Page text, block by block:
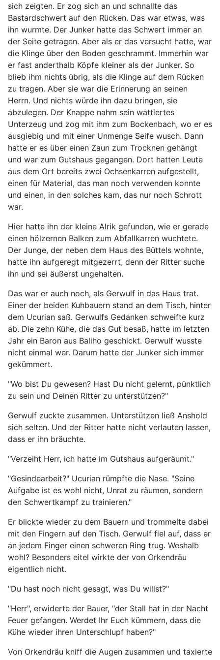
sich zeigten. Er zog sich an und schnallte das
Bastardschwert auf den Rücken. Das war etwas, was
ihn wurmte. Der Junker hatte das Schwert immer an
der Seite getragen. Aber als er das versucht hatte, war
die Klinge über den Boden geschrammt. Immerhin war
er fast anderthalb Köpfe kleiner als der Junker. So
blieb ihm nichts übrig, als die Klinge auf dem Rücken
zu tragen. Aber sie war die Erinnerung an seinen
Herrn. Und nichts würde ihn dazu bringen, sie
abzulegen. Der Knappe nahm sein wattiertes
Unterzeug und zog mit ihm zum Bockenbach, wo er es
ausgiebig und mit einer Unmenge Seife wusch. Dann
hatte er es über einen Zaun zum Trocknen gehängt
und war zum Gutshaus gegangen. Dort hatten Leute
aus dem Ort bereits zwei Ochsenkarren aufgestellt,
einen für Material, das man noch verwenden konnte
und einen, in den solches kam, das nur noch Schrott
war.
Hier hatte ihn der kleine Alrik gefunden, wie er gerade
einen hölzernen Balken zum Abfallkarren wuchtete.
Der Junge, der neben dem Haus des Büttels wohnte,
hatte ihn aufgeregt mitgezerrt, denn der Ritter suche
ihn und sei äußerst ungehalten.
Das war er auch noch, als Gerwulf in das Haus trat.
Einer der beiden Kuhbauern stand an dem Tisch, hinter
dem Ucurian saß. Gerwulfs Gedanken schweifte kurz
ab. Die zehn Kühe, die das Gut besaß, hatte im letzten
Jahr ein Baron aus Baliho geschickt. Gerwulf wusste
nicht einmal wer. Darum hatte der Junker sich immer
gekümmert.
"Wo bist Du gewesen? Hast Du nicht gelernt, pünktlich
zu sein und Deinen Ritter zu unterstützen?"
Gerwulf zuckte zusammen. Unterstützen ließ Anshold
sich selten. Und der Ritter hatte nicht verlauten lassen,
dass er ihn bräuchte.
"Verzeiht Herr, ich hatte im Gutshaus aufgeräumt."
"Gesindearbeit?" Ucurian rümpfte die Nase. "Seine
Aufgabe ist es wohl nicht, Unrat zu räumen, sondern
den Schwertkampf zu trainieren."
Er blickte wieder zu dem Bauern und trommelte dabei
mit den Fingern auf den Tisch. Gerwulf fiel auf, dass er
an jedem Finger einen schweren Ring trug. Weshalb
wohl? Besonders eitel wirkte der von Orkendräu
eigentlich nicht.
"Du hast noch nicht gesagt, was Du willst?"
"Herr", erwiderte der Bauer, "der Stall hat in der Nacht
Feuer gefangen. Werdet Ihr Euch kümmern, dass die
Kühe wieder ihren Unterschlupf haben?"
Von Orkendräu kniff die Augen zusammen und taxierte